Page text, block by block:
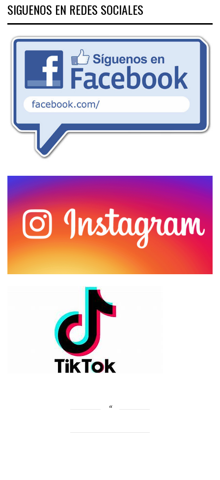
SIGUENOS EN REDES SOCIALES